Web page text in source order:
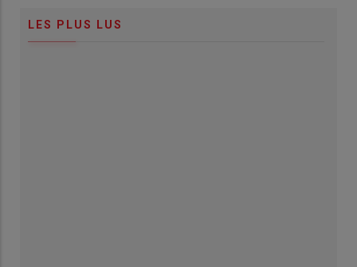
LES PLUS LUS